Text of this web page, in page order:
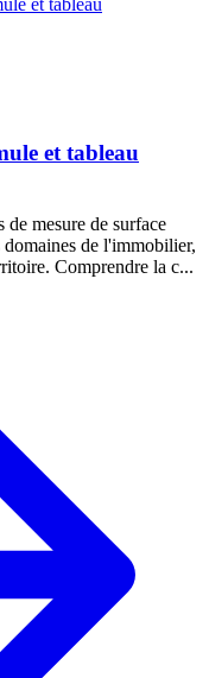
et tableau
de mesure de surface
de l'immobilier,
Comprendre la c...